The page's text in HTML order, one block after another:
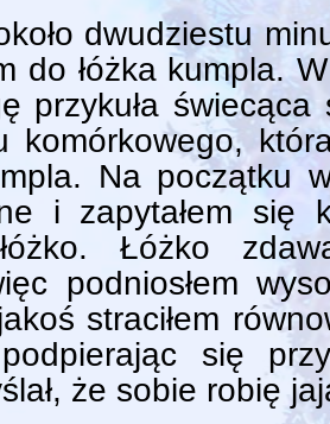
dwudziestu
do łóżka kumpla.
przykuła
komórkowego,
Na początku
i zapytałem się
Łóżko
podniosłem
straciłem
podpierając się
że sobie robię